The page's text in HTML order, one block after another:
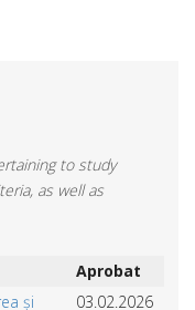
to study
as well as
Aprobat
și
03.02.2026